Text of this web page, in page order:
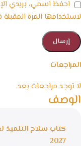
المراجعات
لا توجد مراجعات بعد.
احفظ اسمي، بريدي
لاستخدامها المرة
الوصف
كتاب سلاح التلميذ
2027